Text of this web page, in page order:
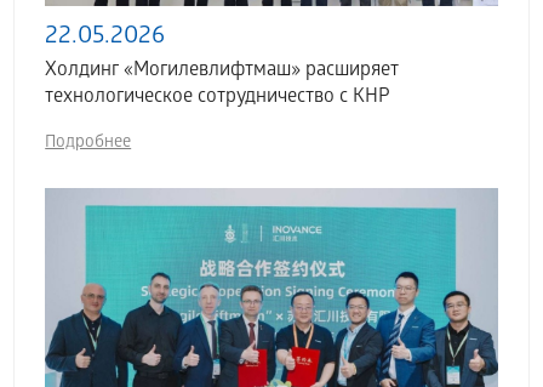
22.05.2026
Холдинг «Могилевлифтмаш» расширяет
технологическое сотрудничество с КНР
Подробнее